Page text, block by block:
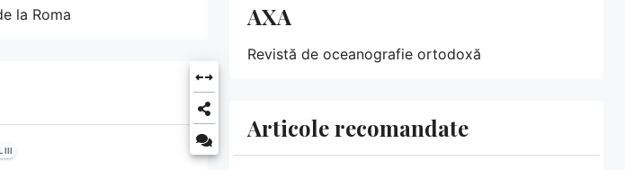
la Roma
III
AXA
Revistă de oceanografie ortodoxă
Articole recomandate